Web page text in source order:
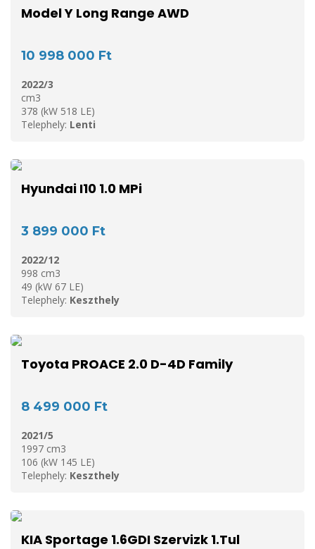
Model Y Long Range AWD
10 998 000 Ft
2022/3
cm3
378 (kW 518 LE)
Telephely: Lenti
Hyundai I10 1.0 MPi
3 899 000 Ft
2022/12
998 cm3
49 (kW 67 LE)
Telephely: Keszthely
Toyota PROACE 2.0 D-4D Family
8 499 000 Ft
2021/5
1997 cm3
106 (kW 145 LE)
Telephely: Keszthely
KIA Sportage 1.6GDI Szervizk 1.Tul